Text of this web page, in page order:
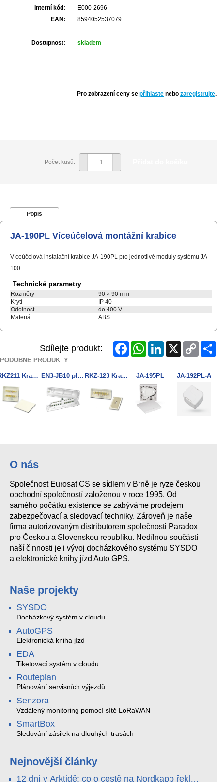
Interní kód:
E000-2696
EAN:
8594052537079
Dostupnost: skladem
Pro zobrazení ceny se přihlaste nebo zaregistrujte.
Počet kusů:
Popis
JA-190PL Víceúčelová montážní krabice
Víceúčelová instalační krabice JA-190PL pro jednotlivé moduly systému JA-
100.
Technické parametry
Rozměry
90 × 90 mm
Krytí
IP 40
Odolnost
do 400 V
Materiál
ABS
Sdílejte produkt: FacebookWhatsAppLinkedInX
Copy
Link
PODOBNÉ PRODUKTY
RKZ211 Krabice 16pin./na omit. EN3-JB10 plast.propojovací kra RKZ-123 Krabice 10pin pod omítku JA-195PL JA-192PL-A
O nás
Společnost Eurosat CS se sídlem v Brně je ryze českou
obchodní společností založenou v roce 1995. Od
samého počátku existence se zabýváme prodejem
zabezpečovací a sledovací techniky. Zároveň je naše
firma autorizovaným distributorem společnosti Paradox
pro Českou a Slovenskou republiku. Nedílnou součástí
naší činnosti je i vývoj docházkového systému SYSDO
a elektronické knihy jízd Auto GPS.
Naše projekty
SYSDO
Docházkový systém v cloudu
AutoGPS
Elektronická kniha jízd
EDA
Tiketovací systém v cloudu
Routeplan
Plánování servisních výjezdů
Senzora
Vzdálený monitoring pomocí sítě LoRaWAN
SmartBox
Sledování zásilek na dlouhých trasách
Nejnovější články
12 dní v Arktidě: co o cestě na Nordkapp řekla